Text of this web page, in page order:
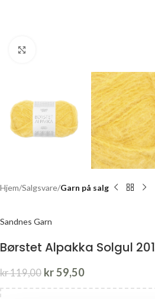
Hjem Salgsvare Garn på salg
Sandnes Garn
Børstet Alpakka Solgul
kr119,00 kr59,50